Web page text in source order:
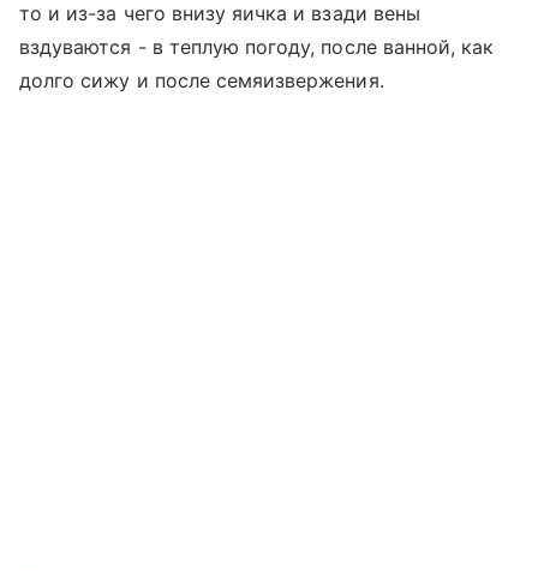
то и из-за чего внизу яичка и взади вены
вздуваются - в теплую погоду, после ванной, как
долго сижу и после семяизвержения.